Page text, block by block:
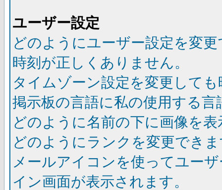
ユーザー設定
どのようにユーザー設定を変
時刻が正しくありません。
タイムゾーン設定を変更して
掲示板の言語に私の使用する
どのように名前の下に画像を
どのようにランクを変更でき
メールアイコンを使ってユー
イン画面が表示されます。